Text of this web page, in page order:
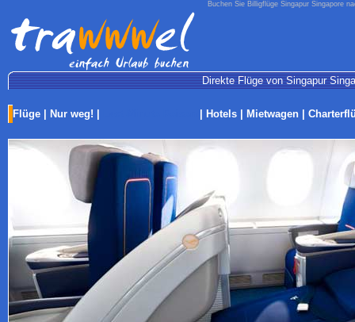
Buchen Sie Billigflüge Singapur Singapore
Direkte Flüge von Singapur
Flüge Nur weg! Hotels Mietwagen